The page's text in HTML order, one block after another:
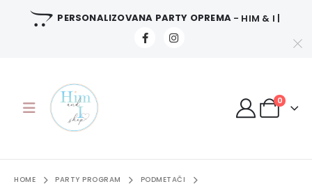
PERSONALIZOVANA PARTY OPREMA - HIM & I |
0
HOME PARTY PROGRAM
PODMETAČI